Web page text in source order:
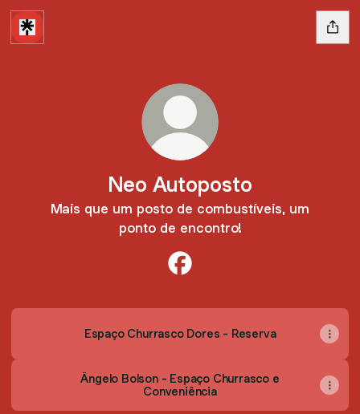
Neo Autoposto
Mais que um posto de combustíveis, um
ponto de encontro!
Espaço Churrasco Dores - Reserva
Ângelo Bolson - Espaço Churrasco e
Conveniência